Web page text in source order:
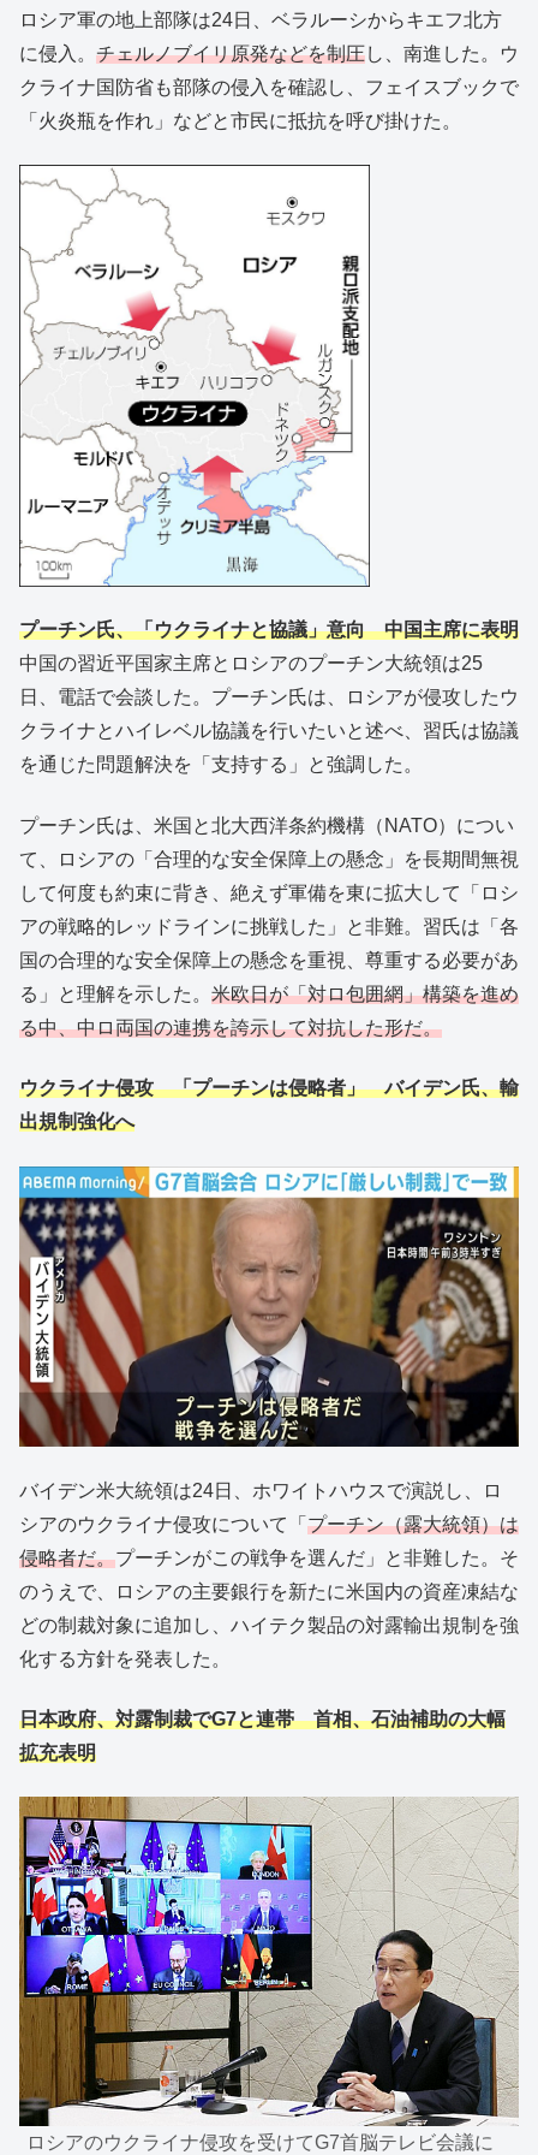
ロシア軍の地上部隊は24日、ベラルーシからキエフ北方
に侵入。 チェルノブイリ原発などを制圧し、南進した。ウ
クライナ国防省も部隊の侵入を確認し、フェイスブックで
「火炎瓶を作れ」などと市民に抵抗を呼び掛けた。
プーチン氏、「ウクライナと協議」意向 中国主席に表明
中国の習近平国家主席とロシアのプーチン大統領は25
日、電話で会談した。プーチン氏は、ロシアが侵攻したウ
クライナとハイレベル協議を行いたいと述べ、習氏は協議
を通じた問題解決を「支持する」と強調した。
プーチン氏は、米国と北大西洋条約機構（NATO）につい
て、ロシアの「合理的な安全保障上の懸念」を長期間無視
して何度も約束に背き、絶えず軍備を東に拡大して「ロシ
アの戦略的レッドラインに挑戦した」と非難。習氏は「各
国の合理的な安全保障上の懸念を重視、尊重する必要があ
る」と理解を示した。 米欧日が「対ロ包囲網」構築を進め
る中、中ロ両国の連携を誇示して対抗した形だ。
ウクライナ侵攻 「プーチンは侵略者」 バイデン氏、輸
出規制強化へ
バイデン米大統領は24日、ホワイトハウスで演説し、ロ
シアのウクライナ侵攻について「 プーチン（露大統領）は
侵略者だ。プーチンがこの戦争を選んだ」と非難した。そ
のうえで、ロシアの主要銀行を新たに米国内の資産凍結な
どの制裁対象に追加し、ハイテク製品の対露輸出規制を強
化する方針を発表した。
日本政府、対露制裁でG7と連帯 首相、石油補助の大幅
拡充表明
ロシアのウクライナ侵攻を受けてG7首脳テレビ会議に